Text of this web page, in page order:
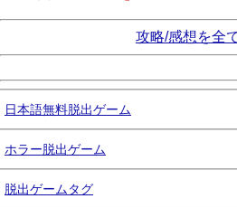
攻略/感想を全
日本語無料脱出ゲーム
ホラー脱出ゲーム
脱出ゲームタグ